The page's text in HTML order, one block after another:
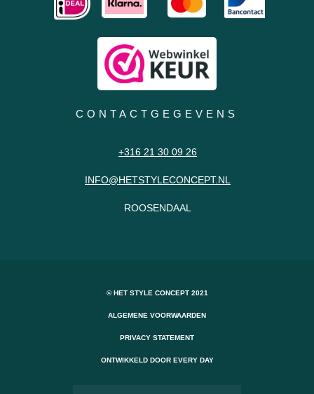
CONTACTGEGEVENS
+316 21 30 09 26
INFO@HETSTYLECONCEPT.NL
ROOSENDAAL
© HET STYLE CONCEPT 2021
ALGEMENE VOORWAARDEN
PRIVACY STATEMENT
ONTWIKKELD DOOR EVERY DAY